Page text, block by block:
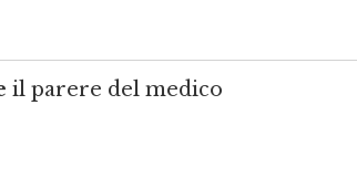
il parere del medico